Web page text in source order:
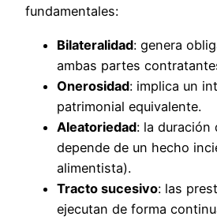
fundamentales:
Bilateralidad: genera
ambas partes
Onerosidad: implica un
patrimonial equivalente.
Aleatoriedad: la duración
depende de un hecho
alimentista).
Tracto sucesivo: las
ejecutan de forma